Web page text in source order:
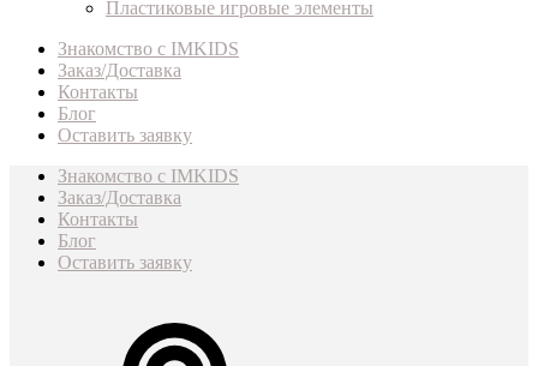
Пластиковые игровые элементы
Знакомство с IMKIDS
Заказ/Доставка
Контакты
Блог
Оставить заявку
Знакомство с IMKIDS
Заказ/Доставка
Контакты
Блог
Оставить заявку